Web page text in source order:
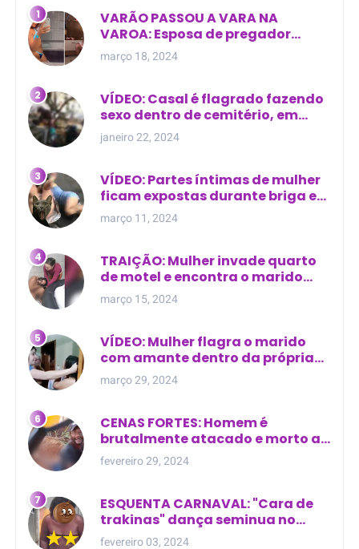
VARÃO PASSOU A VARA NA
VAROA: Esposa de pregador
evangélico descobre
relacionamento extra-conjugal
março 18, 2024
VÍDEO: Casal é flagrado fazendo
sexo dentro de cemitério, em
cima de túmulo no Maranhão
janeiro 22, 2024
VÍDEO: Partes íntimas de mulher
ficam expostas durante briga em
Manaus
março 11, 2024
TRAIÇÃO: Mulher invade quarto
de motel e encontra o marido
com outra na cama
março 15, 2024
VÍDEO: Mulher flagra o marido
com amante dentro da própria
residência
março 29, 2024
CENAS FORTES: Homem é
brutalmente atacado e morto a
golpes de facão em joão lisboa
fevereiro 29, 2024
ESQUENTA CARNAVAL: "Cara de
trakinas" dança seminua no
meio da rua na Bahia
fevereiro 03, 2024